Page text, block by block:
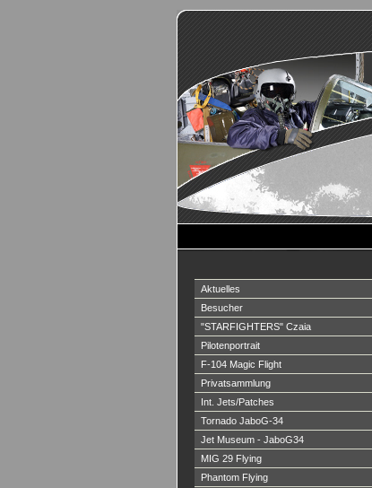
Aktuelles
Besucher
"STARFIGHTERS" Czaia
Pilotenportrait
F-104 Magic Flight
Privatsammlung
Int. Jets/Patches
Tornado JaboG-34
Jet Museum - JaboG34
MIG 29 Flying
Phantom Flying